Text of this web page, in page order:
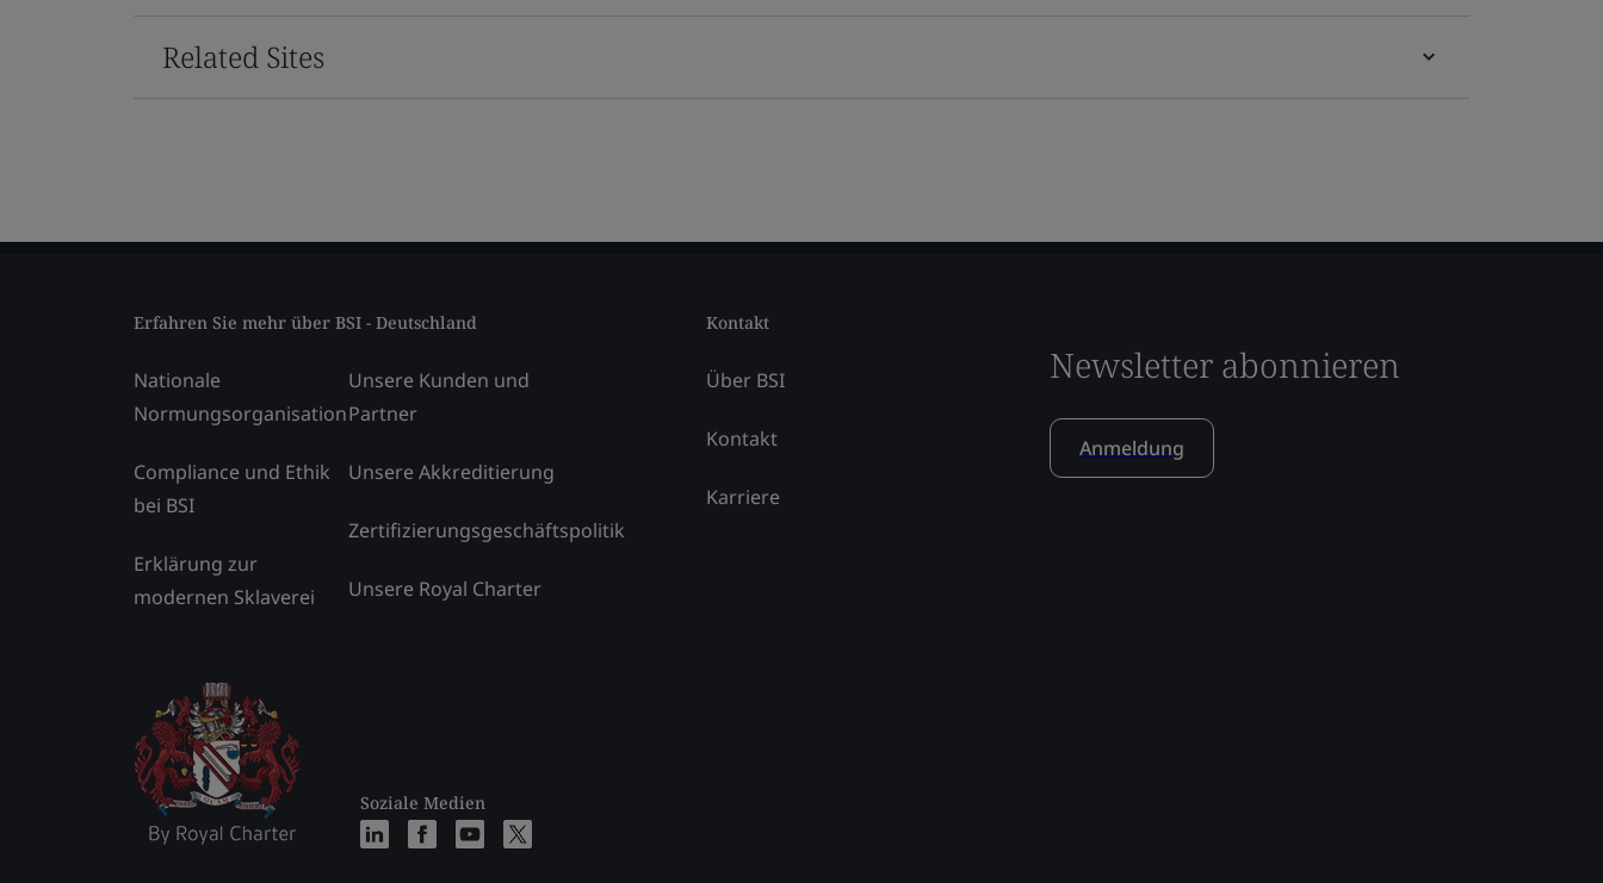
Related Sites
Erfahren Sie mehr über BSI - Deutschland
Nationale
Normungsorganisation
Compliance und Ethik
bei BSI
Erklärung zur
modernen Sklaverei
Unsere Kunden und
Partner
Unsere Akkreditierung
Zertifizierungsgeschäftspolitik
Unsere Royal Charter
Soziale Medien
Kontakt
Über BSI
Kontakt
Karriere
Newsletter abonnieren
Anmeldung